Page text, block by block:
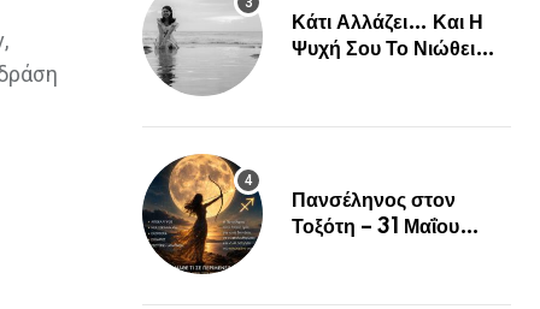
Κάτι Αλλάζει… Και Η
Ψυχή Σου Το Νιώθει
Πανσέληνος στον
Τοξότη – 31 Μαΐου